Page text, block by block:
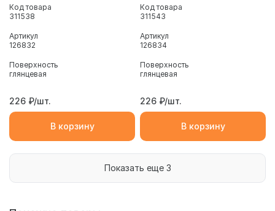
Код товара
311538
Артикул
126832
Поверхность
глянцевая
226 ₽/шт.
В корзину
Код товара
311543
Артикул
126834
Поверхность
глянцевая
226 ₽/шт.
В корзину
Показать еще 3